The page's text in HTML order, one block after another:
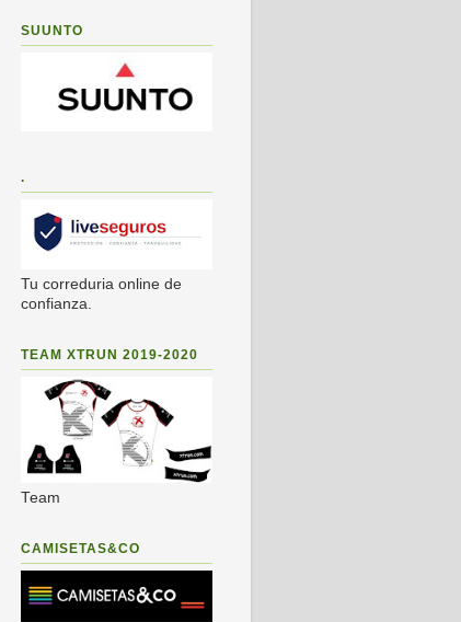
SUUNTO
.
Tu correduria online de
confianza.
TEAM XTRUN 2019-2020
Team
CAMISETAS&CO